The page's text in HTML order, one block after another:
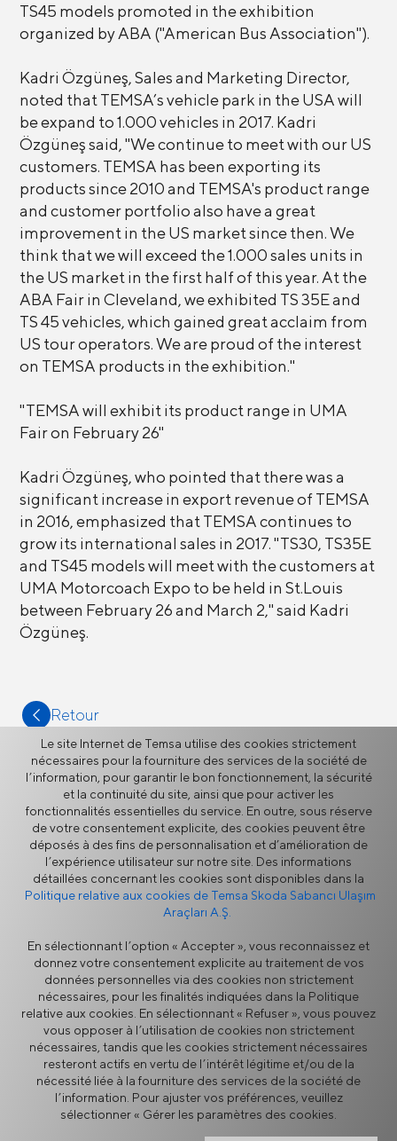
TS45 models promoted in the exhibition
organized by ABA ("American Bus Association").
Kadri Özgüneş, Sales and Marketing Director,
noted that TEMSA’s vehicle park in the USA will
be expand to 1.000 vehicles in 2017. Kadri
Özgüneş said, "We continue to meet with our US
customers. TEMSA has been exporting its
products since 2010 and TEMSA's product range
and customer portfolio also have a great
improvement in the US market since then. We
think that we will exceed the 1.000 sales units in
the US market in the first half of this year. At the
ABA Fair in Cleveland, we exhibited TS 35E and
TS 45 vehicles, which gained great acclaim from
US tour operators. We are proud of the interest
on TEMSA products in the exhibition."
"TEMSA will exhibit its product range in UMA
Fair on February 26"
Kadri Özgüneş, who pointed that there was a
significant increase in export revenue of TEMSA
in 2016, emphasized that TEMSA continues to
grow its international sales in 2017. "TS30, TS35E
and TS45 models will meet with the customers at
UMA Motorcoach Expo to be held in St.Louis
between February 26 and March 2," said Kadri
Özgüneş.
Retour
Plus
Actualités
Politique de Sécurité de
l’Information
Avertissement Légal
Confidentialité
Politique Relative Aux Cookies
Fournisseurs
Ligne d'alerte éthique
Formulaire de contact
Le site Internet de Temsa utilise des cookies strictement
nécessaires pour la fourniture des services de la société de
l’information, pour garantir le bon fonctionnement, la sécurité
et la continuité du site, ainsi que pour activer les
fonctionnalités essentielles du service. En outre, sous réserve
de votre consentement explicite, des cookies peuvent être
déposés à des fins de personnalisation et d’amélioration de
l’expérience utilisateur sur notre site. Des informations
détaillées concernant les cookies sont disponibles dans la
Politique relative aux cookies de Temsa Skoda Sabancı Ulaşım
Araçları A.Ş.
En sélectionnant l’option « Accepter », vous reconnaissez et
donnez votre consentement explicite au traitement de vos
données personnelles via des cookies non strictement
nécessaires, pour les finalités indiquées dans la Politique
relative aux cookies. En sélectionnant « Refuser », vous pouvez
vous opposer à l’utilisation de cookies non strictement
nécessaires, tandis que les cookies strictement nécessaires
resteront actifs en vertu de l’intérêt légitime et/ou de la
nécessité liée à la fourniture des services de la société de
l’information. Pour ajuster vos préférences, veuillez
sélectionner « Gérer les paramètres des cookies.